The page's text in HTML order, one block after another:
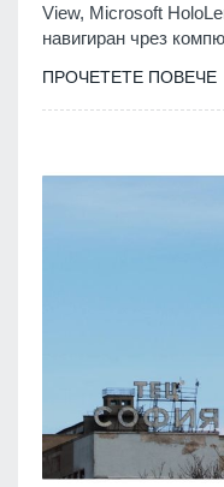
View, Microsoft
навигиран чрез
ПРОЧЕТЕТЕ ПОВЕЧЕ